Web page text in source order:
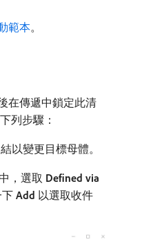
範本。
在傳遞中鎖定此清
列步驟：
以變更目標母體。
，選取​ Defined via
Add ​以選取收件